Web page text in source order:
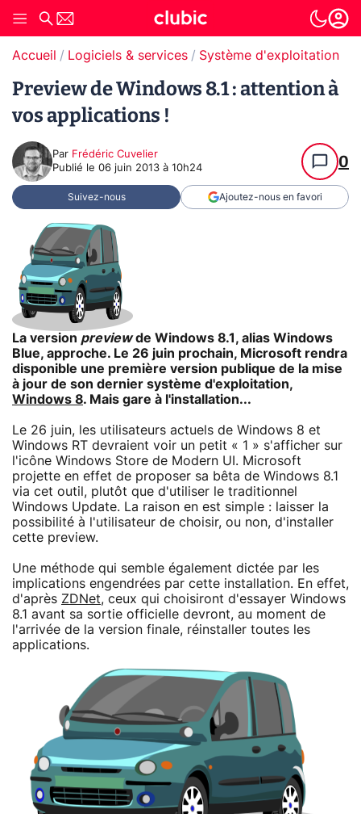
Accueil Logiciels & services Système d'exploitation
Preview de Windows 8.1 : attention à
vos applications !
Par Frédéric Cuvelier
Publié le 06 juin 2013 à 10h24 0
Suivez-nous Ajoutez-nous en favori
La version previewde Windows 8.1, alias Windows
Blue, approche. Le 26 juin prochain, Microsoft rendra
disponible une première version publique de la mise
à jour de son dernier système d'exploitation,
Windows 8. Mais gare à l'installation...
Le 26 juin, les utilisateurs actuels de Windows 8 et
Windows RT devraient voir un petit « 1 » s'afficher sur
l'icône Windows Store de Modern UI. Microsoft
projette en effet de proposer sa bêta de Windows 8.1
via cet outil, plutôt que d'utiliser le traditionnel
Windows Update. La raison en est simple : laisser la
possibilité à l'utilisateur de choisir, ou non, d'installer
cette preview.
Une méthode qui semble également dictée par les
implications engendrées par cette installation. En effet,
d'après ZDNet, ceux qui choisiront d'essayer Windows
8.1 avant sa sortie officielle devront, au moment de
l'arrivée de la version finale, réinstaller toutes les
applications.